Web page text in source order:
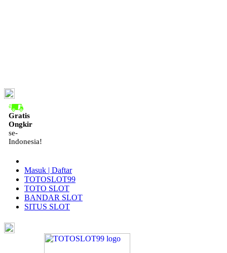
Gratis
Ongkir
se-
Indonesia!
Masuk | Daftar
TOTOSLOT99
TOTO SLOT
BANDAR SLOT
SITUS SLOT